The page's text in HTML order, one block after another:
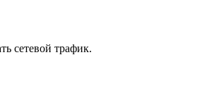
сетевой трафик.